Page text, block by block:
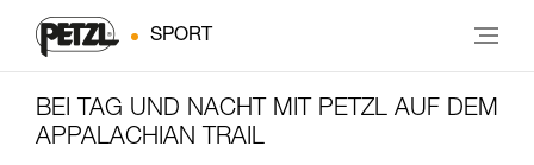
SPORT
BEI TAG UND NACHT MIT PETZL AUF DEM
APPALACHIAN TRAIL